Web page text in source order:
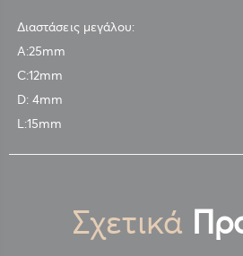
Διαστάσεις μεγάλου:
A:25mm
C:12mm
D: 4mm
L:15mm
Σχετικά